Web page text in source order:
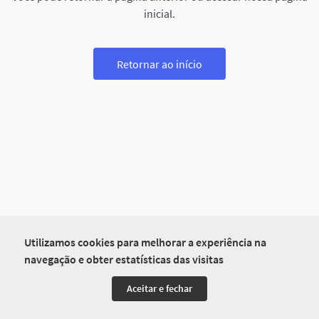
Utilizamos cookies para melhorar a experiência na
navegação e obter estatísticas das visitas
Aceitar e fechar
inicial.
Retornar ao início